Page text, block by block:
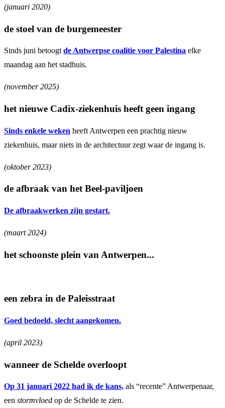
(januari 2020)
de stoel van de burgemeester
Sinds juni betoogt de Antwerpse coalitie voor Palestina elke
maandag aan het stadhuis.
(november 2025)
het nieuwe Cadix-ziekenhuis heeft geen ingang
Sinds enkele weken heeft Antwerpen een prachtig nieuw
ziekenhuis, maar niets in de architectuur zegt waar de ingang is.
(oktober 2023)
de afbraak van het Beel-paviljoen
De afbraakwerken zijn gestart.
(maart 2024)
het schoonste plein van Antwerpen...
een zebra in de Paleisstraat
Goed bedoeld, slecht aangekomen.
(april 2023)
wanneer de Schelde overloopt
Op 31 januari 2022 had ik de kans, als “recente” Antwerpenaar,
een stormvloed op de Schelde te zien.